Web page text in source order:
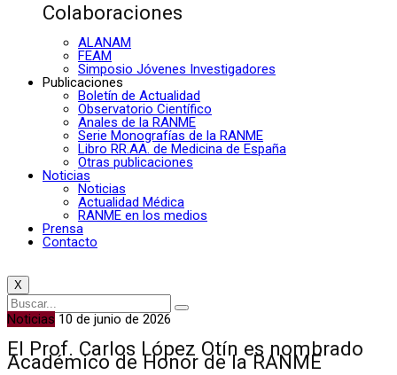
Colaboraciones
ALANAM
FEAM
Simposio Jóvenes Investigadores
Publicaciones
Boletín de Actualidad
Observatorio Científico
Anales de la RANME
Serie Monografías de la RANME
Libro RR.AA. de Medicina de España
Otras publicaciones
Noticias
Noticias
Actualidad Médica
RANME en los medios
Prensa
Contacto
X
Noticias 10 de junio de 2026
El Prof. Carlos López Otín es nombrado
Académico de Honor de la RANME